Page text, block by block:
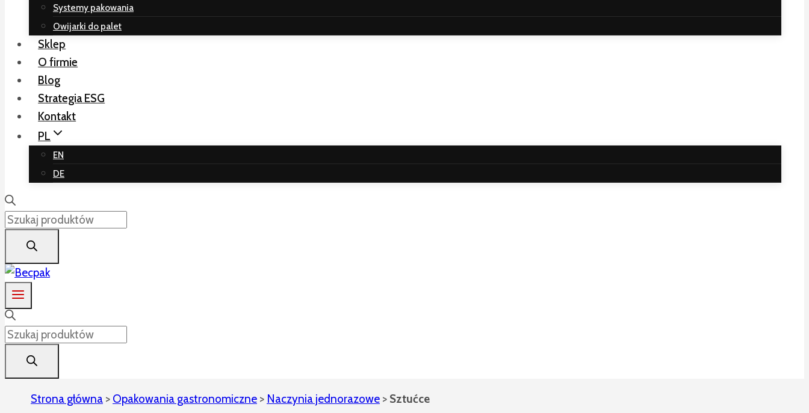
Systemy pakowania
Owijarki do palet
Sklep
O firmie
Blog
Strategia ESG
Kontakt
PL
EN
DE
Wyszukiwarka
produktów
Wyszukiwarka
produktów
Strona główna > Opakowania gastronomiczne > Naczynia jednorazowe > Sztućce